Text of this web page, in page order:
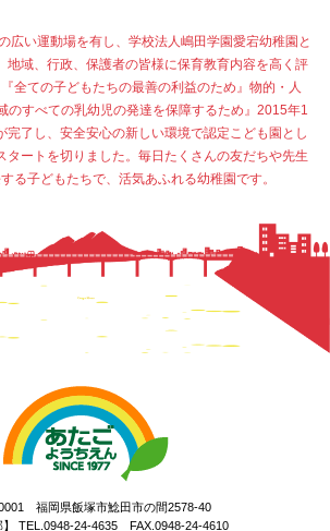
広い運動場を有し、学校法人嶋田学園愛宕幼稚園と
地域、行政、保護者の皆様に保育教育内容を高く評
全ての子どもたちの最善の利益のため』物的・人
のすべての乳幼児の発達を保障するため』2015年1
完了し、安全安心の新しい環境で認定こども園とし
タートを切りました。毎日たくさんの友だちや先生
る子どもたちで、活気あふれる幼稚園です。
福岡県飯塚市鯰田市の間2578-40
】 TEL.0948-24-4635 FAX.0948-24-4610